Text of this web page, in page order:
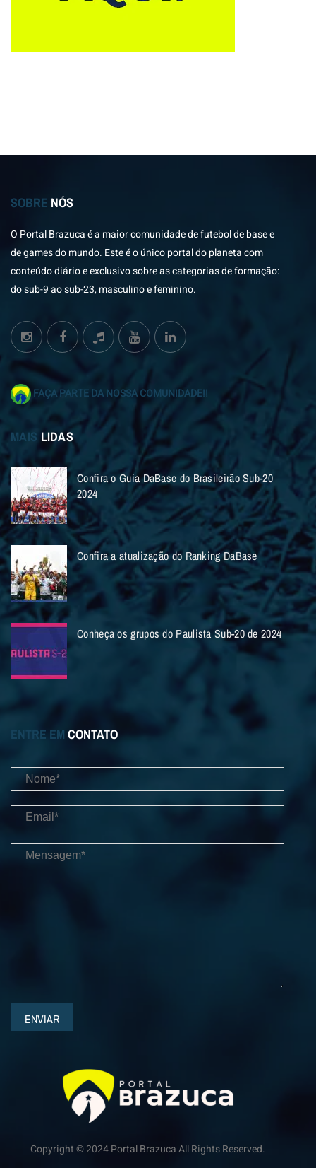
SOBRE NÓS
O Portal Brazuca é a maior comunidade de futebol de base e
de games do mundo. Este é o único portal do planeta com
conteúdo diário e exclusivo sobre as categorias de formação:
do sub-9 ao sub-23, masculino e feminino.
FAÇA PARTE DA NOSSA COMUNIDADE!!
MAIS LIDAS
Confira o Guia DaBase do Brasileirão Sub-20
2024
Confira a atualização do Ranking DaBase
Conheça os grupos do Paulista Sub-20 de 2024
ENTRE EM CONTATO
ENVIAR
Copyright © 2024 Portal Brazuca All Rights Reserved.